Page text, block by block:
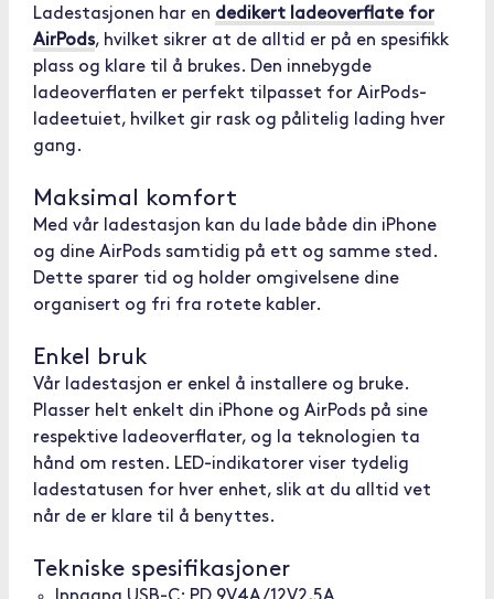
Ladestasjonen har en dedikert ladeoverflate for
AirPods, hvilket sikrer at de alltid er på en spesifikk
plass og klare til å brukes. Den innebygde
ladeoverflaten er perfekt tilpasset for AirPods-
ladeetuiet, hvilket gir rask og pålitelig lading hver
gang.
Maksimal komfort
Med vår ladestasjon kan du lade både din iPhone
og dine AirPods samtidig på ett og samme sted.
Dette sparer tid og holder omgivelsene dine
organisert og fri fra rotete kabler.
Enkel bruk
Vår ladestasjon er enkel å installere og bruke.
Plasser helt enkelt din iPhone og AirPods på sine
respektive ladeoverflater, og la teknologien ta
hånd om resten. LED-indikatorer viser tydelig
ladestatusen for hver enhet, slik at du alltid vet
når de er klare til å benyttes.
Tekniske spesifikasjoner